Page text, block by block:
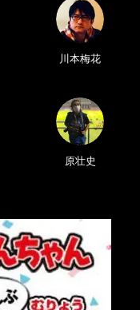
川本梅花
原壮史